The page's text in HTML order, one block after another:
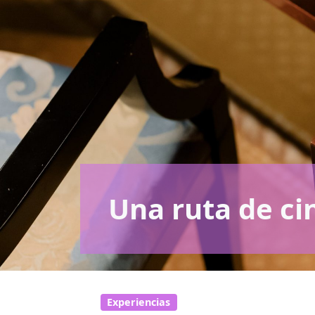
Una ruta de
Experiencias